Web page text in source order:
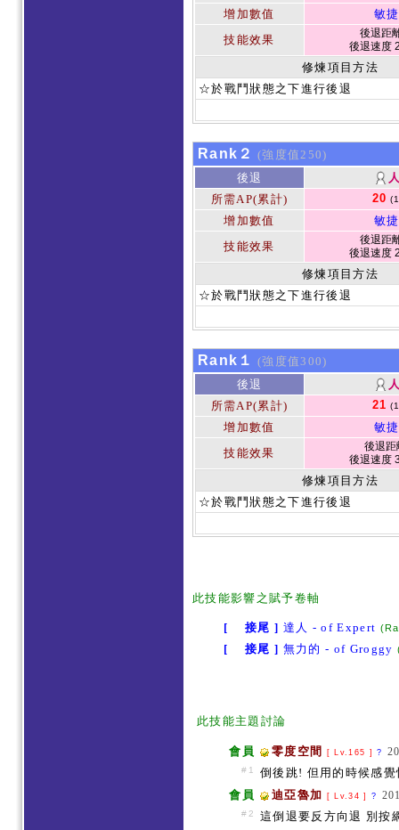
增加數值
敏
技能效果
後退距
後退速度
修煉項目方法
☆於戰鬥狀態之下進行後退
Rank２
(強度值250)
後退
所需AP(累計)
20
增加數值
敏
技能效果
後退距
後退速度
修煉項目方法
☆於戰鬥狀態之下進行後退
Rank１
(強度值300)
後退
所需AP(累計)
21
增加數值
敏
技能效果
後退距
後退速度
修煉項目方法
☆於戰鬥狀態之下進行後退
此技能影響之賦予卷軸
[ 接尾 ] 達人 - of Expert
[ 接尾 ] 無力的 - of Groggy
此技能主題討論
會員 零度空間 [ Lv.165 ]?
#1
倒後跳! 但用的時候感
會員
迪亞魯加 [ Lv.34 ]?
#2
這倒退要反方向退 別按